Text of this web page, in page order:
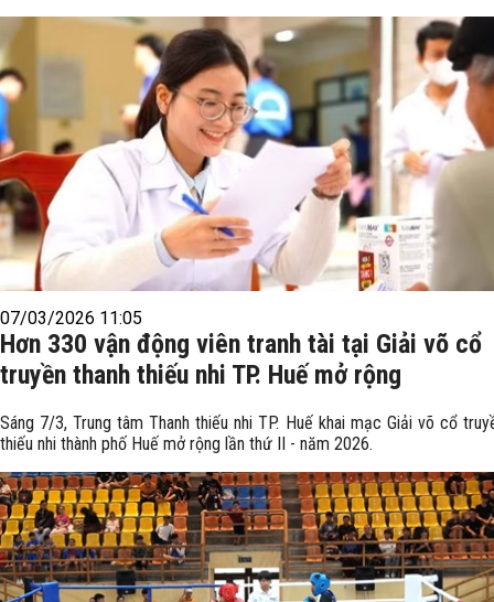
07/03/2026 11:05
Hơn 330 vận động viên tranh tài tại Giải võ cổ
truyền thanh thiếu nhi TP. Huế mở rộng
Sáng 7/3, Trung tâm Thanh thiếu nhi TP. Huế khai mạc Giải võ cổ
thiếu nhi thành phố Huế mở rộng lần thứ II - năm 2026.